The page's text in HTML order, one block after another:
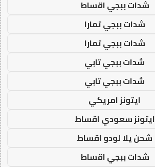
شدات ببجي اقساط
شدات ببجي تمارا
شدات ببجي تمارا
شدات ببجي تابي
شدات ببجي تابي
ايتونز امريكي
ايتونز سعودي اقساط
شحن يلا لودو اقساط
شدات ببجي اقساط